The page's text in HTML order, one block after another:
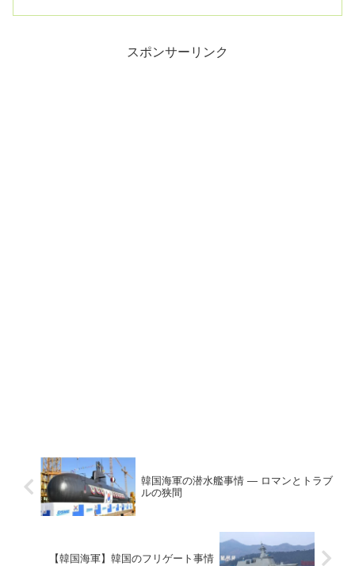
スポンサーリンク
韓国海軍の潜水艦事情 ― ロマンとトラブ
ルの狭間
【韓国海軍】韓国のフリゲート事情